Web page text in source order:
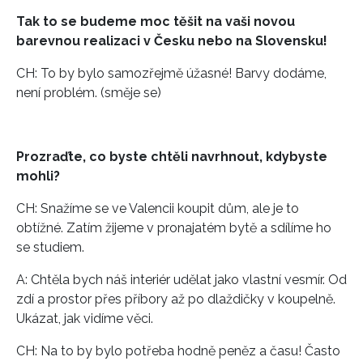
Tak to se budeme moc těšit na vaši novou
barevnou realizaci v Česku nebo na Slovensku!
CH: To by bylo samozřejmě úžasné! Barvy dodáme,
není problém. (směje se)
Prozraďte, co byste chtěli navrhnout, kdybyste
mohli?
CH: Snažíme se ve Valencii koupit dům, ale je to
obtížné. Zatím žijeme v pronajatém bytě a sdílíme ho
se studiem.
A: Chtěla bych náš interiér udělat jako vlastní vesmír. Od
zdí a prostor přes příbory až po dlaždičky v koupelně.
Ukázat, jak vidíme věci.
CH: Na to by bylo potřeba hodně peněz a času! Často